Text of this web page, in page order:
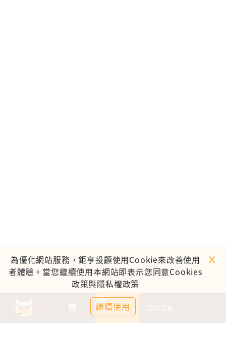
基金比較
0
為優化網站服務，鉅亨投顧使用Cookie來改善使用
者體驗。當您繼續使用本網站即表示您同意Cookies
政策與隱私權政策
繼續使用
ｘ